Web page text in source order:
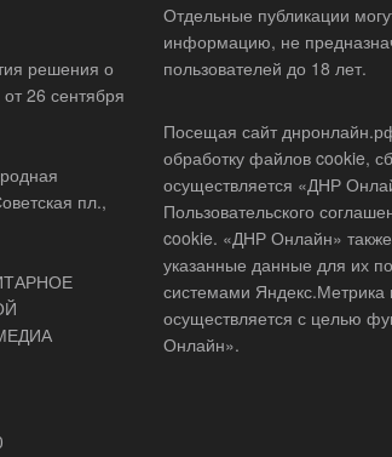
решения о
26 сентября
пл.,
Отдельные публикации
информацию, не
пользователей до 18 лет.
Посещая сайт
обработку файлов cookie,
осуществляется «ДНР
Пользовательского
cookie. «ДНР Онлайн»
указанные данные для их
системами Яндекс.Метрика
осуществляется с целью
Онлайн».